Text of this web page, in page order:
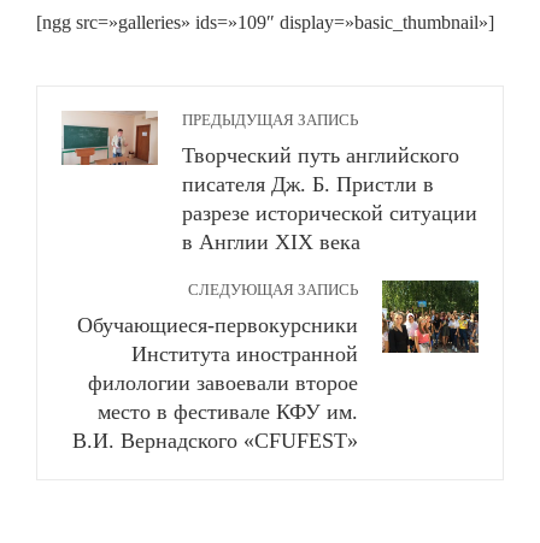
[ngg src=»galleries» ids=»109″ display=»basic_thumbnail»]
ПРЕДЫДУЩАЯ ЗАПИСЬ
Творческий путь английского
писателя Дж. Б. Пристли в
разрезе исторической ситуации
в Англии XIX века
СЛЕДУЮЩАЯ ЗАПИСЬ
Обучающиеся-первокурсники
Института иностранной
филологии завоевали второе
место в фестивале КФУ им.
В.И. Вернадского «CFUFEST»